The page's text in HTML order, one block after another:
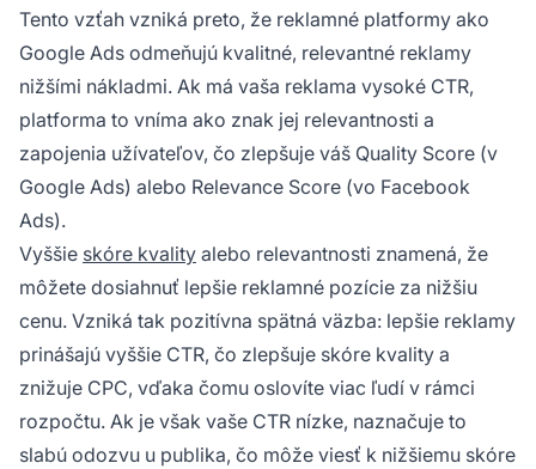
Tento vzťah vzniká preto, že reklamné platformy ako
Google Ads odmeňujú kvalitné, relevantné reklamy
nižšími nákladmi. Ak má vaša reklama vysoké CTR,
platforma to vníma ako znak jej relevantnosti a
zapojenia užívateľov, čo zlepšuje váš Quality Score (v
Google Ads) alebo Relevance Score (vo Facebook
Ads).
Vyššie skóre kvality alebo relevantnosti znamená, že
môžete dosiahnuť lepšie reklamné pozície za nižšiu
cenu. Vzniká tak pozitívna spätná väzba: lepšie reklamy
prinášajú vyššie CTR, čo zlepšuje skóre kvality a
znižuje CPC, vďaka čomu oslovíte viac ľudí v rámci
rozpočtu. Ak je však vaše CTR nízke, naznačuje to
slabú odozvu u publika, čo môže viesť k nižšiemu skóre